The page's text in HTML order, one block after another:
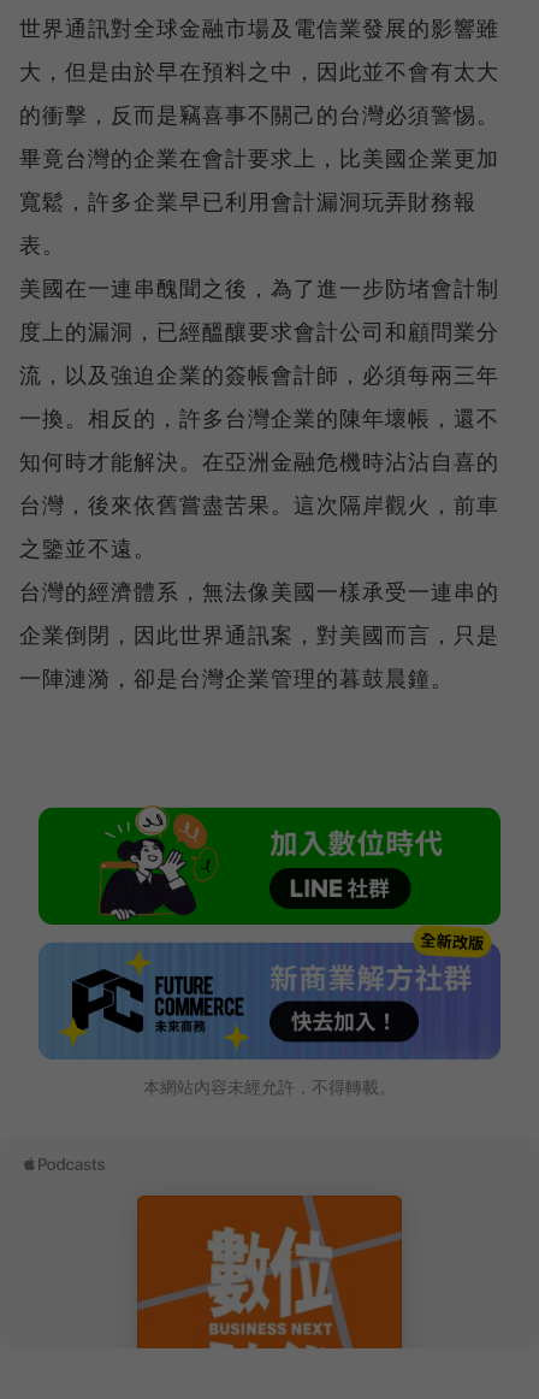
世界通訊對全球金融市場及電信業發展的影響雖
大，但是由於早在預料之中，因此並不會有太大
的衝擊，反而是竊喜事不關己的台灣必須警惕。
畢竟台灣的企業在會計要求上，比美國企業更加
寬鬆，許多企業早已利用會計漏洞玩弄財務報
表。
美國在一連串醜聞之後，為了進一步防堵會計制
度上的漏洞，已經醞釀要求會計公司和顧問業分
流，以及強迫企業的簽帳會計師，必須每兩三年
一換。相反的，許多台灣企業的陳年壞帳，還不
知何時才能解決。在亞洲金融危機時沾沾自喜的
台灣，後來依舊嘗盡苦果。這次隔岸觀火，前車
之鑒並不遠。
台灣的經濟體系，無法像美國一樣承受一連串的
企業倒閉，因此世界通訊案，對美國而言，只是
一陣漣漪，卻是台灣企業管理的暮鼓晨鐘。
本網站內容未經允許，不得轉載。